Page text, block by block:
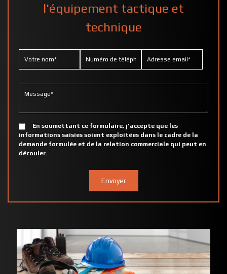
l'équipement tactique et
technique
En soumettant ce formulaire, j'accepte que les
informations saisies soient exploitées dans le cadre de la
demande formulée et de la relation commerciale qui peut en
découler.